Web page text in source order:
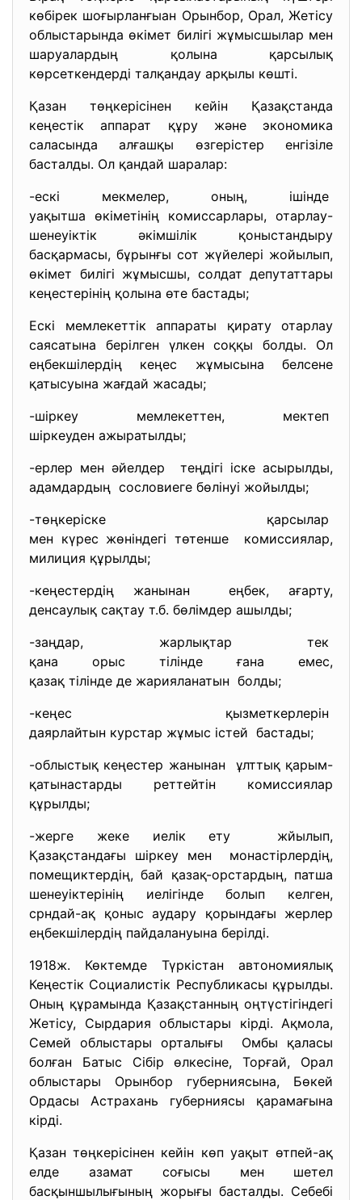
көбірек шоғырланғыан Орынбор, Орал, Жетісу
облыстарында өкімет билігі жұмысшылар мен
шаруалардың қолына қарсылық
көрсеткендерді талқандау арқылы көшті.
Қазан төңкерісінен кейін Қазақстанда
кеңестік аппарат құру және экономика
саласында алғашқы өзгерістер енгізіле
басталды. Ол қандай шаралар:
-ескі мекмелер, оның, ішінде
уақытша өкіметінің комиссарлары, отарлау-
шенеуіктік әкімшілік қоныстандыру
басқармасы, бұрынғы сот жүйелері жойылып,
өкімет билігі жұмысшы, солдат депутаттары
кеңестерінің қолына өте бастады;
Ескі мемлекеттік аппараты қирату отарлау
саясатына берілген үлкен соққы болды. Ол
еңбекшілердің кеңес жұмысына белсене
қатысуына жағдай жасады;
-шіркеу мемлекеттен, мектеп
шіркеуден ажыратылды;
-ерлер мен әйелдер теңдігі іске асырылды,
адамдардың сословиеге бөлінуі жойылды;
-төңкеріске қарсылар
мен күрес жөніндегі төтенше комиссиялар,
милиция құрылды;
-кеңестердің жанынан еңбек, ағарту,
денсаулық сақтау т.б. бөлімдер ашылды;
-заңдар, жарлықтар тек
қана орыс тілінде ғана емес,
қазақ тілінде де жарияланатын болды;
-кеңес қызметкерлерін
даярлайтын курстар жұмыс істей бастады;
-облыстық кеңестер жанынан ұлттық қарым-
қатынастарды реттейтін комиссиялар
құрылды;
-жерге жеке иелік ету жйылып,
Қазақстандағы шіркеу мен монастірлердің,
помещиктердің, бай қазақ-орстардың, патша
шенеуіктерінің иелігінде болып келген,
срндай-ақ қоныс аудару қорындағы жерлер
еңбекшілердің пайдалануына берілді.
1918ж. Көктемде Түркістан автономиялық
Кеңестік Социалистік Республикасы құрылды.
Оның құрамында Қазақстанның оңтүстігіндегі
Жетісу, Сырдария облыстары кірді. Ақмола,
Семей облыстары орталығы Омбы қаласы
болған Батыс Сібір өлкесіне, Торғай, Орал
облыстары Орынбор губерниясына, Бөкей
Ордасы Астрахань губерниясы қарамағына
кірді.
Қазан төңкерісінен кейін көп уақыт өтпей-ақ
елде азамат соғысы мен шетел
басқыншылығының жорығы басталды. Себебі